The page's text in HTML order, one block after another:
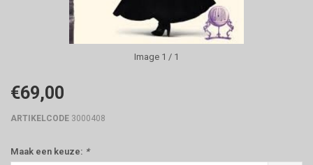
Image 1 / 1
€69,00
ARTIKELCODE 3000408
Maak een keuze: *